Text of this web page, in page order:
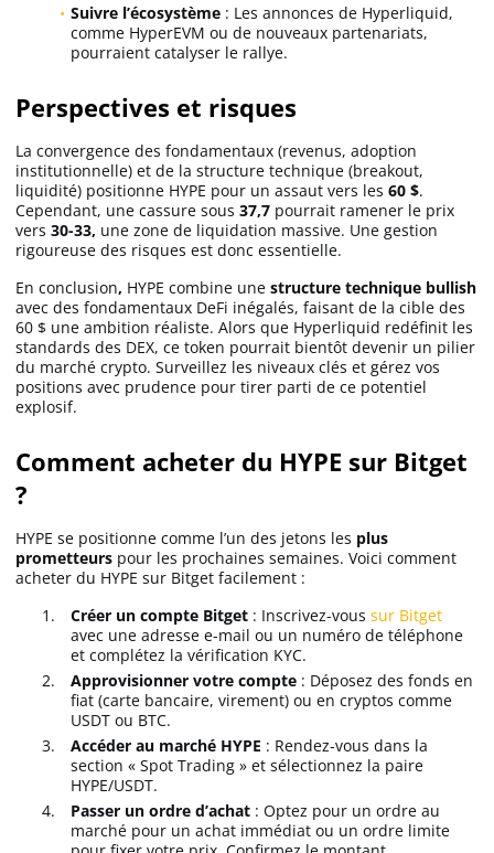
Suivre l’écosystème : Les annonces de Hyperliquid,
comme HyperEVM ou de nouveaux partenariats,
pourraient catalyser le rallye.
Perspectives et risques
La convergence des fondamentaux (revenus, adoption
institutionnelle) et de la structure technique (breakout,
liquidité) positionne HYPE pour un assaut vers les 60 $.
Cependant, une cassure sous 37,7 pourrait ramener le prix
vers 30-33, une zone de liquidation massive. Une gestion
rigoureuse des risques est donc essentielle.
En conclusion, HYPE combine une structure technique bullish
avec des fondamentaux DeFi inégalés, faisant de la cible des
60 $ une ambition réaliste. Alors que Hyperliquid redéfinit les
standards des DEX, ce token pourrait bientôt devenir un pilier
du marché crypto. Surveillez les niveaux clés et gérez vos
positions avec prudence pour tirer parti de ce potentiel
explosif.
Comment acheter du HYPE sur Bitget
?
HYPE se positionne comme l’un des jetons les plus
prometteurs pour les prochaines semaines. Voici comment
acheter du HYPE sur Bitget facilement :
Créer un compte Bitget : Inscrivez-vous sur Bitget
avec une adresse e-mail ou un numéro de téléphone
et complétez la vérification KYC.
Approvisionner votre compte : Déposez des fonds en
fiat (carte bancaire, virement) ou en cryptos comme
USDT ou BTC.
Accéder au marché HYPE : Rendez-vous dans la
section « Spot Trading » et sélectionnez la paire
HYPE/USDT.
Passer un ordre d’achat : Optez pour un ordre au
marché pour un achat immédiat ou un ordre limite